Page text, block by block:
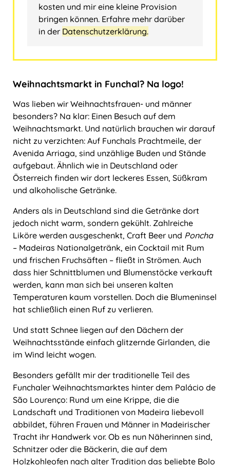
kosten und mir eine kleine Provision
bringen können. Erfahre mehr darüber
in der Datenschutzerklärung.
Weihnachtsmarkt in Funchal? Na logo!
Was lieben wir Weihnachtsfrauen- und männer
besonders? Na klar: Einen Besuch auf dem
Weihnachtsmarkt. Und natürlich brauchen wir darauf
nicht zu verzichten: Auf Funchals Prachtmeile, der
Avenida Arriaga, sind unzählige Buden und Stände
aufgebaut. Ähnlich wie in Deutschland oder
Österreich finden wir dort leckeres Essen, Süßkram
und alkoholische Getränke.
Anders als in Deutschland sind die Getränke dort
jedoch nicht warm, sondern gekühlt. Zahlreiche
Liköre werden ausgeschenkt, Craft Beer und Poncha
– Madeiras Nationalgetränk, ein Cocktail mit Rum
und frischen Fruchsäften – fließt in Strömen. Auch
dass hier Schnittblumen und Blumenstöcke verkauft
werden, kann man sich bei unseren kalten
Temperaturen kaum vorstellen. Doch die Blumeninsel
hat schließlich einen Ruf zu verlieren.
Und statt Schnee liegen auf den Dächern der
Weihnachtsstände einfach glitzernde Girlanden, die
im Wind leicht wogen.
Besonders gefällt mir der traditionelle Teil des
Funchaler Weihnachtsmarktes hinter dem Palácio de
São Lourenço: Rund um eine Krippe, die die
Landschaft und Traditionen von Madeira liebevoll
abbildet, führen Frauen und Männer in Madeirischer
Tracht ihr Handwerk vor. Ob es nun Näherinnen sind,
Schnitzer oder die Bäckerin, die auf dem
Holzkohleofen nach alter Tradition das beliebte Bolo